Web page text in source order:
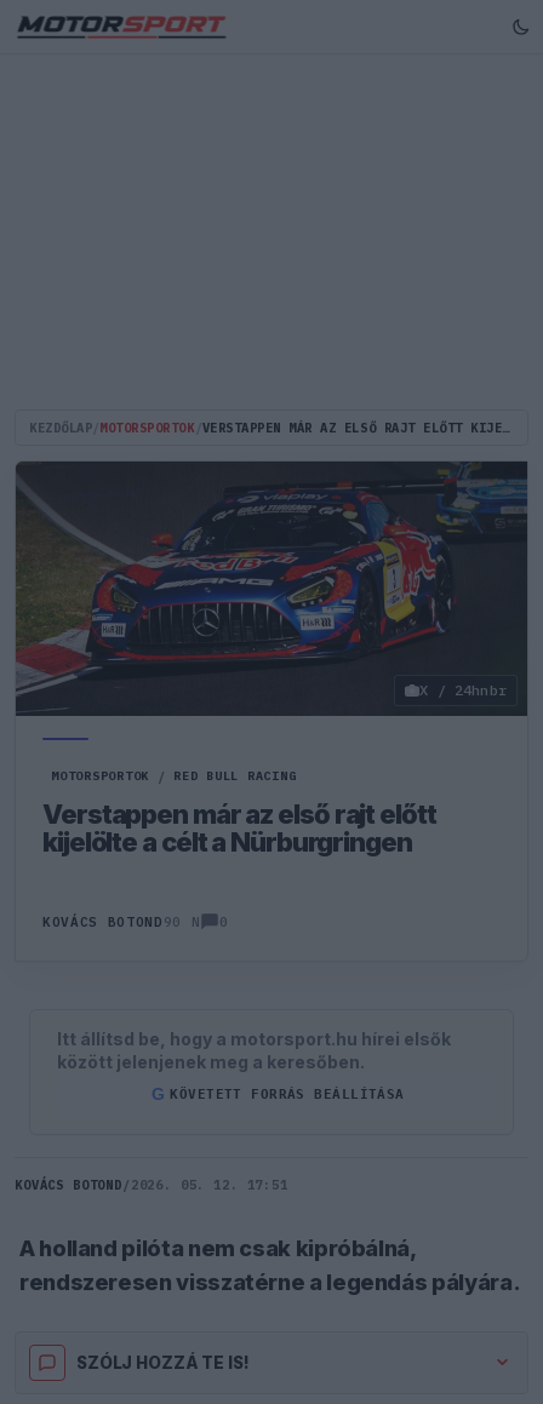
KEZDŐLAP MOTORSPORTOK VERSTAPPEN MÁR AZ ELSŐ RAJT ELŐTT KIJELÖLTE A CÉLT A NÜRBURGRINGEN
X / 24hnbr
MOTORSPORTOK / RED BULL RACING
Verstappen már az első rajt előtt
kijelölte a célt a Nürburgringen
KOVÁCS BOTOND 90 N 0
Itt állítsd be, hogy a motorsport.hu hírei elsők
között jelenjenek meg a keresőben.
G KÖVETETT FORRÁS BEÁLLÍTÁSA
KOVÁCS BOTOND / 2026. 05. 12. 17:51
A holland pilóta nem csak kipróbálná,
rendszeresen visszatérne a legendás pályára.
SZÓLJ HOZZÁ TE IS!